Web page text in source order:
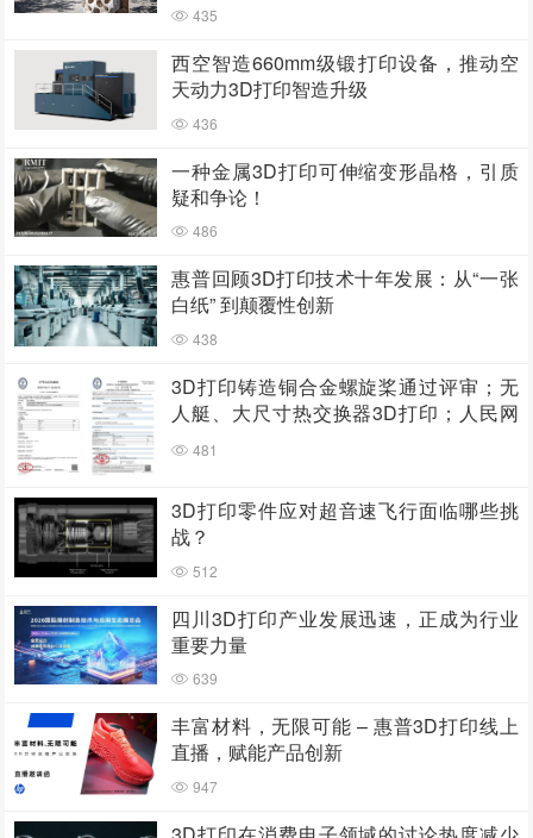
435
西空智造660mm级锻打印设备，推动空
天动力3D打印智造升级
436
一种金属3D打印可伸缩变形晶格，引质
疑和争论！
486
惠普回顾3D打印技术十年发展：从“一张
白纸” 到颠覆性创新
438
3D打印铸造铜合金螺旋桨通过评审；无
人艇、大尺寸热交换器3D打印；人民网
报道两家3D打印企业
481
3D打印零件应对超音速飞行面临哪些挑
战？
512
四川3D打印产业发展迅速，正成为行业
重要力量
639
丰富材料，无限可能 – 惠普3D打印线上
直播，赋能产品创新
947